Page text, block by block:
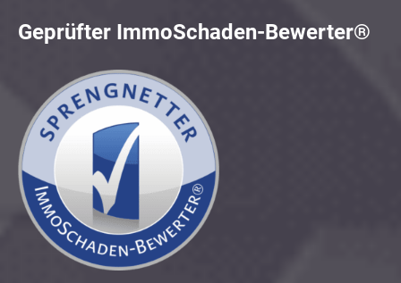
Geprüfter ImmoSchaden-Bewerter®